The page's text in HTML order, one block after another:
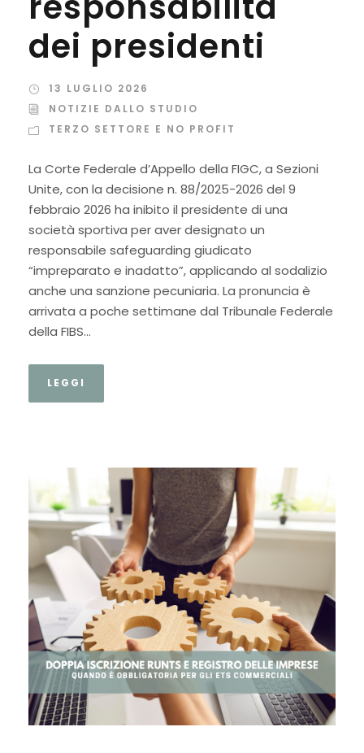
dei presidenti
13 LUGLIO 2026
NOTIZIE DALLO STUDIO
TERZO SETTORE E NO PROFIT
La Corte Federale d’Appello della FIGC, a Sezioni
Unite, con la decisione n. 88/2025-2026 del 9
febbraio 2026 ha inibito il presidente di una
società sportiva per aver designato un
responsabile safeguarding giudicato
“impreparato e inadatto”, applicando al sodalizio
anche una sanzione pecuniaria. La pronuncia è
arrivata a poche settimane dal Tribunale Federale
della FIBS...
LEGGI